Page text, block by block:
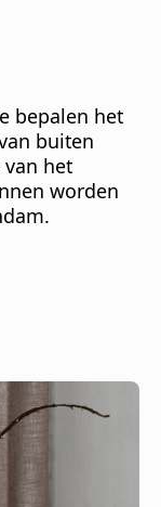
bepalen het
buiten
het
worden